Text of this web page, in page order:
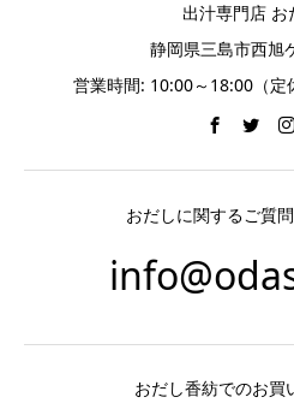
出汁専門店 お
静岡県三島市西旭
営業時間: 10:00～18:00（定
おだしに関するご質
おだし香紡でのお買